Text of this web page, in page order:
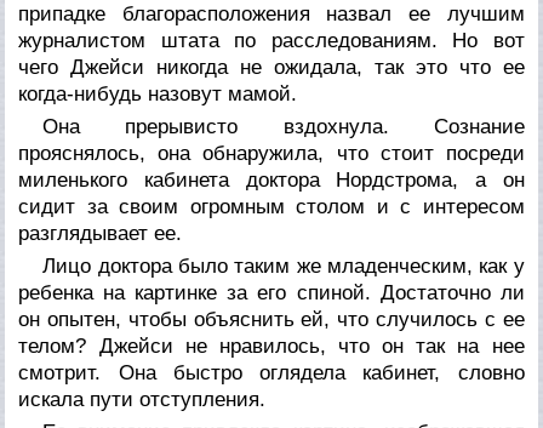
припадке благорасположения назвал ее лучшим
журналистом штата по расследованиям. Но вот
чего Джейси никогда не ожидала, так это что ее
когда-нибудь назовут мамой.
Она прерывисто вздохнула. Сознание
прояснялось, она обнаружила, что стоит посреди
миленького кабинета доктора Нордстрома, а он
сидит за своим огромным столом и с интересом
разглядывает ее.
Лицо доктора было таким же младенческим, как у
ребенка на картинке за его спиной. Достаточно ли
он опытен, чтобы объяснить ей, что случилось с ее
телом? Джейси не нравилось, что он так на нее
смотрит. Она быстро оглядела кабинет, словно
искала пути отступления.